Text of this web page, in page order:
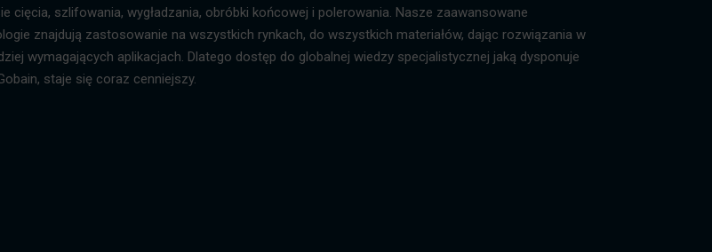
cięcia, szlifowania, wygładzania, obróbki końcowej i polerowania. Nasze zaawansowane
znajdują zastosowanie na wszystkich rynkach, do wszystkich materiałów, dając rozwiązania w
wymagających aplikacjach. Dlatego dostęp do globalnej wiedzy specjalistycznej jaką dysponuje
staje się coraz cenniejszy.